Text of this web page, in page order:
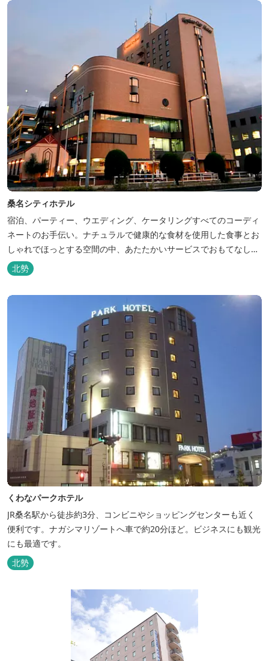
桑名シティホテル
宿泊、パーティー、ウエディング、ケータリングすべてのコーディ
ネートのお手伝い。ナチュラルで健康的な食材を使用した食事とお
しゃれでほっとする空間の中、あたたかいサービスでおもてなしい
たします。
北勢
くわなパークホテル
JR桑名駅から徒歩約3分、コンビニやショッピングセンターも近く
便利です。ナガシマリゾートへ車で約20分ほど。ビジネスにも観光
にも最適です。
北勢